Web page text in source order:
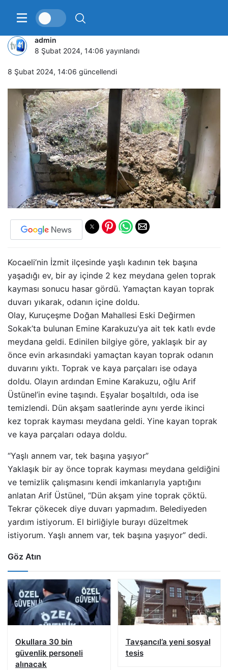
Kayan toprak evin duvarını yıktı
admin
8 Şubat 2024, 14:06 yayınlandı
8 Şubat 2024, 14:06 güncellendi
Kocaeli’nin İzmit ilçesinde yaşlı kadının tek başına
yaşadığı ev, bir ay içinde 2 kez meydana gelen toprak
kayması sonucu hasar gördü. Yamaçtan kayan toprak
duvarı yıkarak, odanın içine doldu.
Olay, Kuruçeşme Doğan Mahallesi Eski Değirmen
Sokak’ta bulunan Emine Karakuzu’ya ait tek katlı evde
meydana geldi. Edinilen bilgiye göre, yaklaşık bir ay
önce evin arkasındaki yamaçtan kayan toprak odanın
duvarını yıktı. Toprak ve kaya parçaları ise odaya
doldu. Olayın ardından Emine Karakuzu, oğlu Arif
Üstünel’in evine taşındı. Eşyalar boşaltıldı, oda ise
temizlendi. Dün akşam saatlerinde aynı yerde ikinci
kez toprak kayması meydana geldi. Yine kayan toprak
ve kaya parçaları odaya doldu.
“Yaşlı annem var, tek başına yaşıyor”
Yaklaşık bir ay önce toprak kayması meydana geldiğini
ve temizlik çalışmasını kendi imkanlarıyla yaptığını
anlatan Arif Üstünel, “Dün akşam yine toprak çöktü.
Tekrar çökecek diye duvarı yapmadım. Belediyeden
yardım istiyorum. El birliğiyle burayı düzeltmek
istiyorum. Yaşlı annem var, tek başına yaşıyor” dedi.
Göz Atın
Okullara 30 bin
güvenlik personeli
alınacak
Tavşancıl’a yeni sosyal
tesis